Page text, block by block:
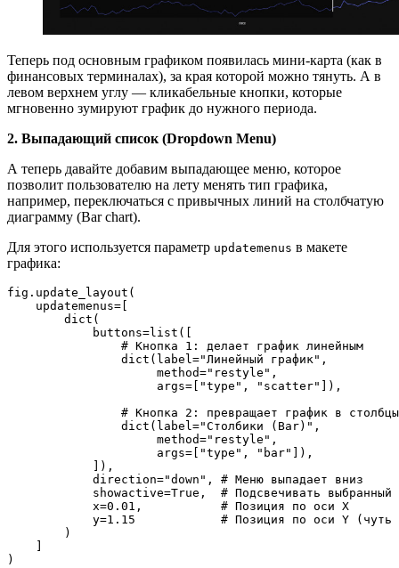
Теперь под основным графиком появилась мини-карта (как в
финансовых терминалах), за края которой можно тянуть. А в
левом верхнем углу — кликабельные кнопки, которые
мгновенно зумируют график до нужного периода.
2. Выпадающий список (Dropdown Menu)
А теперь давайте добавим выпадающее меню, которое
позволит пользователю на лету менять тип графика,
например, переключаться с привычных линий на столбчатую
диаграмму (Bar chart).
Для этого используется параметр updatemenus в макете
графика:
fig.update_layout(
    updatemenus=[
        dict(
            buttons=list([
                # Кнопка 1: делает график линейным
                dict(label="Линейный график",
                     method="restyle",
                     args=["type", "scatter"]),
                # Кнопка 2: превращает график в столбцы
                dict(label="Столбики (Bar)",
                     method="restyle",
                     args=["type", "bar"]),
            ]),
            direction="down", # Меню выпадает вниз
showactive=True,  # Подсвечивать выбранный
            x=0.01,           # Позиция по оси X
y=1.15            # Позиция по оси Y (чуть
        )
)